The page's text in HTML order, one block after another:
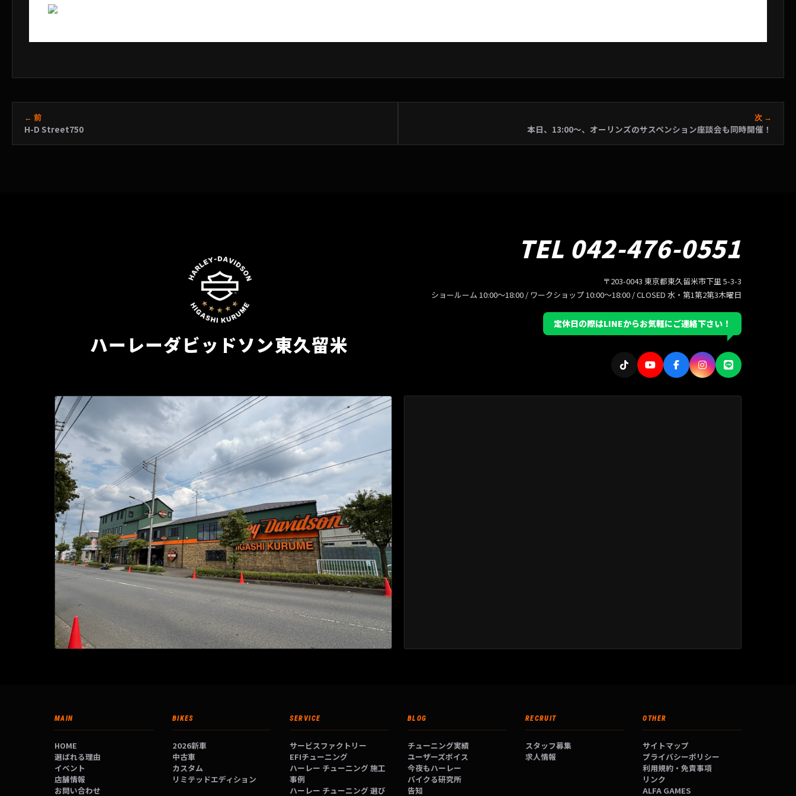
← 前
H-D Street750
次 →
本日、13:00～、オーリンズのサスペンション座談会も同時開催！
ハーレーダビッドソン東久留米
TEL 042-476-0551
〒203-0043 東京都東久留米市下里 5-3-3
ショールーム 10:00〜18:00 / ワークショップ 10:00〜18:00 / CLOSED 水・第1第2第3木曜日
定休日の際はLINEからお気軽にご連絡下さい！
MAIN
HOME
選ばれる理由
イベント
店舗情報
お問い合わせ
BIKES
2026新車
中古車
カスタム
リミテッドエディション
SERVICE
サービスファクトリー
EFIチューニング
ハーレー チューニング 施工
事例
ハーレー チューニング 選び
BLOG
チューニング実績
ユーザーズボイス
今夜もハーレー
バイクる研究所
告知
RECRUIT
スタッフ募集
求人情報
OTHER
サイトマップ
プライバシーポリシー
利用規約・免責事項
リンク
ALFA GAMES